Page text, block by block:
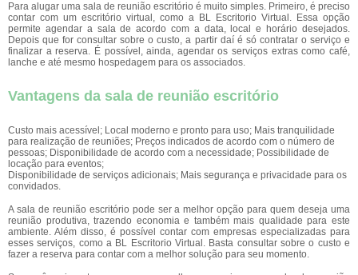
Para alugar uma sala de reunião escritório é muito simples. Primeiro, é preciso
contar com um escritório virtual, como a BL Escritorio Virtual. Essa opção
permite agendar a sala de acordo com a data, local e horário desejados.
Depois que for consultar sobre o custo, a partir daí é só contratar o serviço e
finalizar a reserva. É possível, ainda, agendar os serviços extras como café,
lanche e até mesmo hospedagem para os associados.
Vantagens da sala de reunião escritório
Custo mais acessível; Local moderno e pronto para uso; Mais tranquilidade
para realização de reuniões; Preços indicados de acordo com o número de
pessoas; Disponibilidade de acordo com a necessidade; Possibilidade de
locação para eventos;
Disponibilidade de serviços adicionais; Mais segurança e privacidade para os
convidados.
A sala de reunião escritório pode ser a melhor opção para quem deseja uma
reunião produtiva, trazendo economia e também mais qualidade para este
ambiente. Além disso, é possível contar com empresas especializadas para
esses serviços, como a BL Escritorio Virtual. Basta consultar sobre o custo e
fazer a reserva para contar com a melhor solução para seu momento.